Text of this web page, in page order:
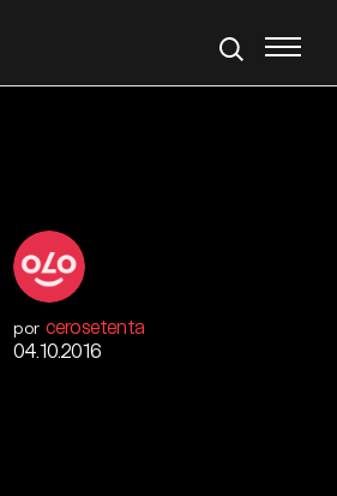
por cerosetenta
04.10.2016